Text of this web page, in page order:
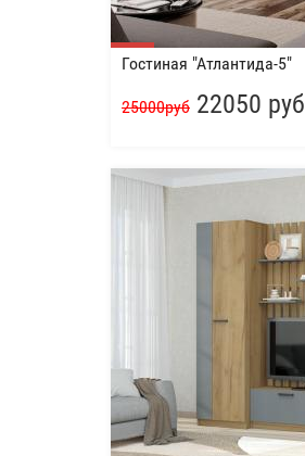
Гостиная "Атлантида-5"
25000руб 22050 руб